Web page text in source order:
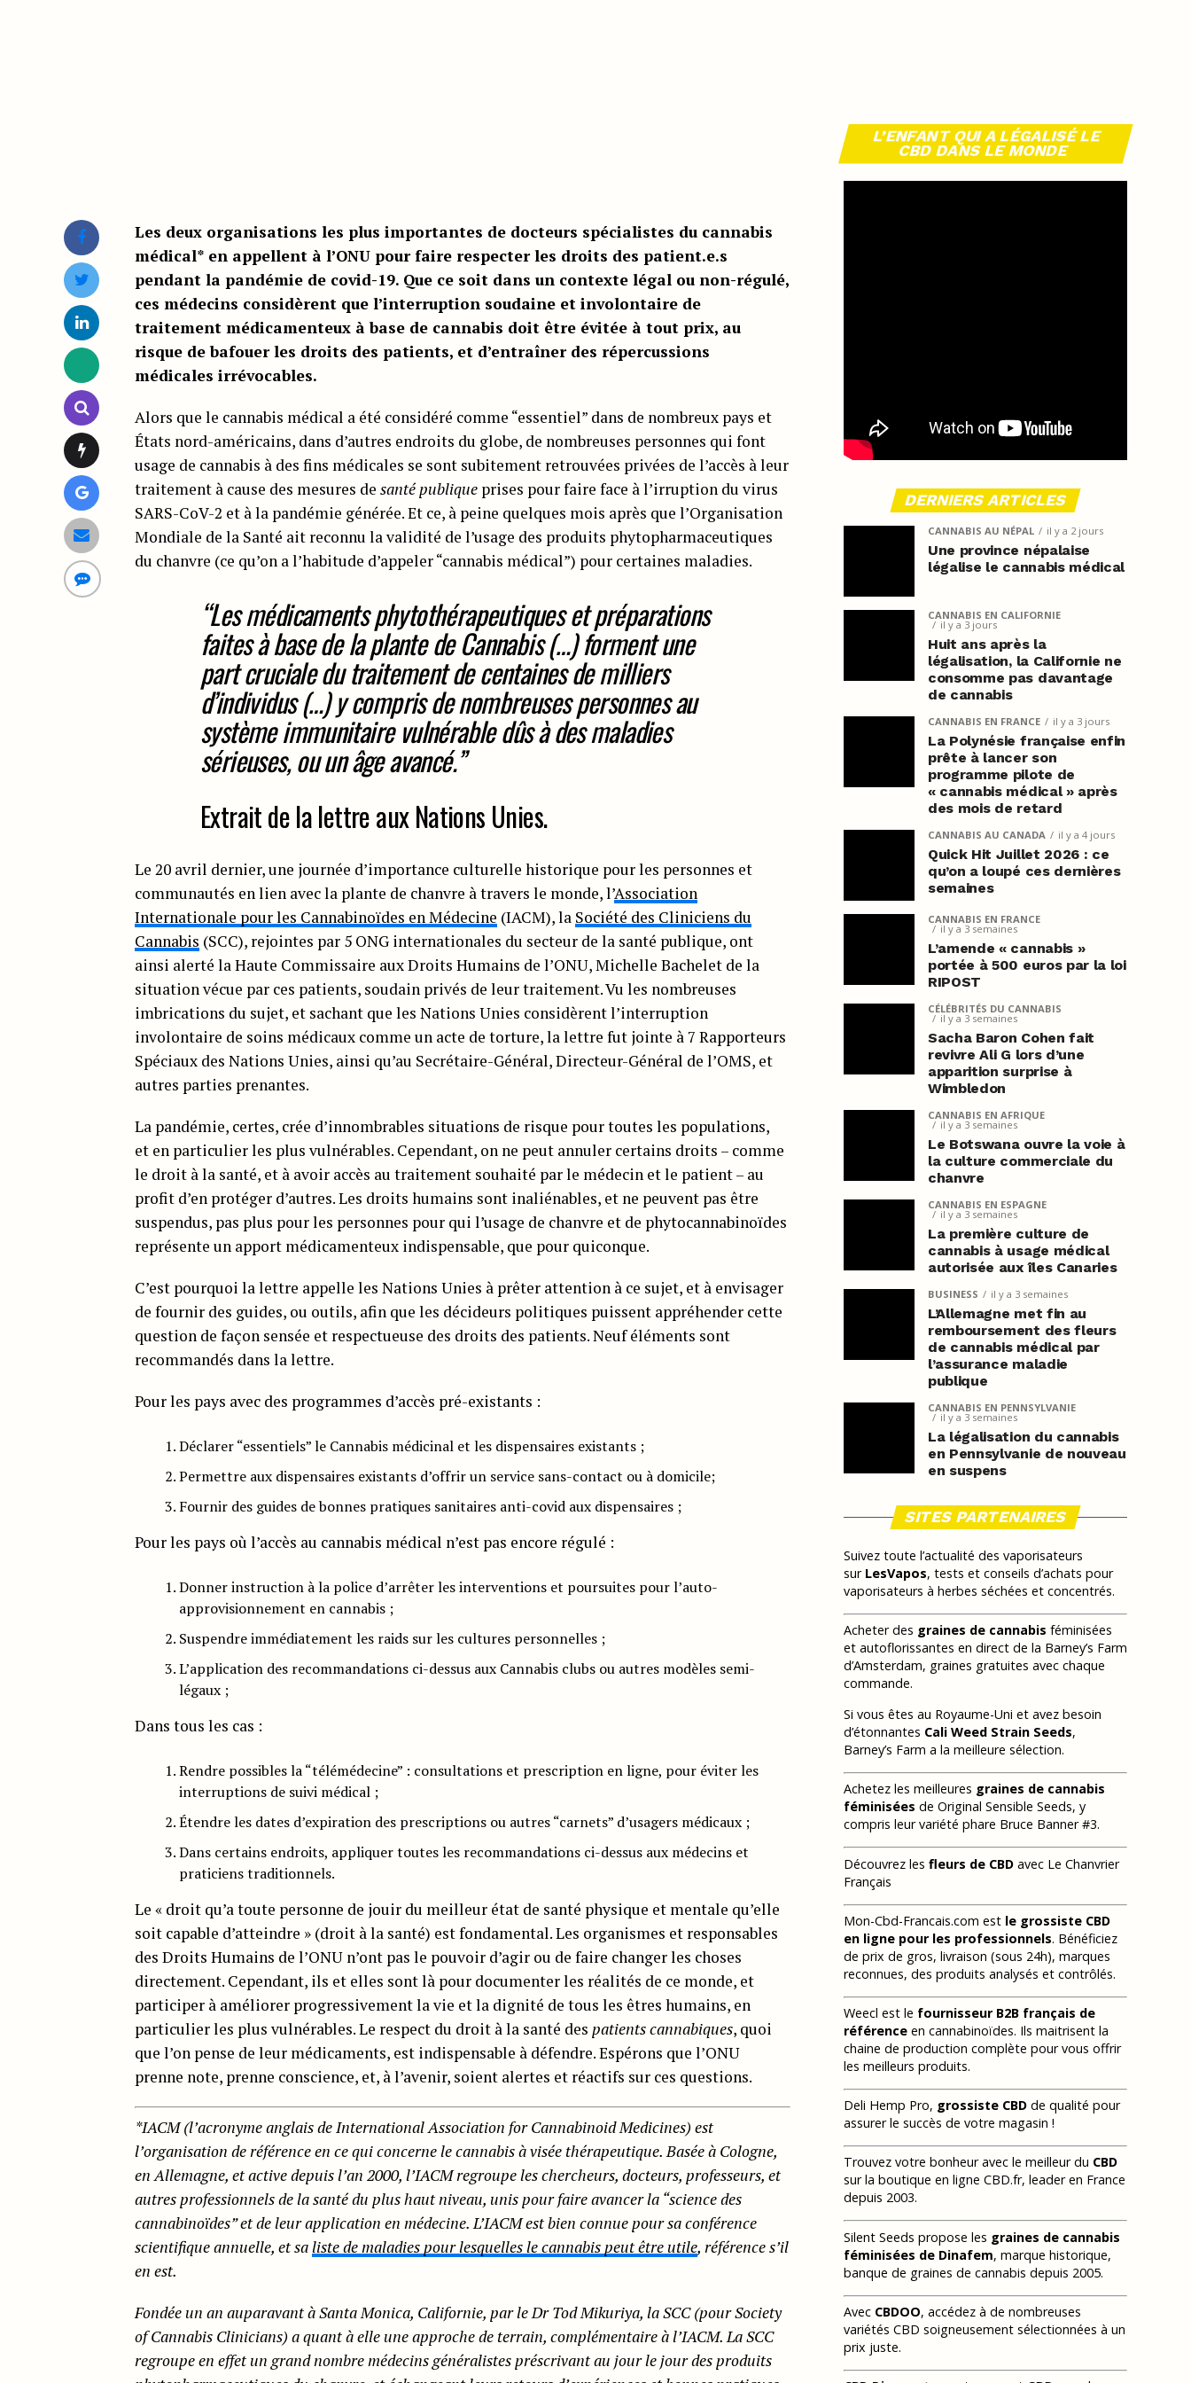
Les deux organisations les plus importantes de docteurs spécialistes du cannabis
médical* en appellent à l’ONU pour faire respecter les droits des patient.e.s
pendant la pandémie de covid-19. Que ce soit dans un contexte légal ou non-régulé,
ces médecins considèrent que l’interruption soudaine et involontaire de
traitement médicamenteux à base de cannabis doit être évitée à tout prix, au
risque de bafouer les droits des patients, et d’entraîner des répercussions
médicales irrévocables.
Alors que le cannabis médical a été considéré comme “essentiel” dans de nombreux pays et
États nord-américains, dans d’autres endroits du globe, de nombreuses personnes qui font
usage de cannabis à des fins médicales se sont subitement retrouvées privées de l’accès à leur
traitement à cause des mesures de santé publique prises pour faire face à l’irruption du virus
SARS-CoV-2 et à la pandémie générée. Et ce, à peine quelques mois après que l’Organisation
Mondiale de la Santé ait reconnu la validité de l’usage des produits phytopharmaceutiques
du chanvre (ce qu’on a l’habitude d’appeler “cannabis médical”) pour certaines maladies.
“Les médicaments phytothérapeutiques et préparations
faites à base de la plante de Cannabis (…) forment une
part cruciale du traitement de centaines de milliers
d’individus (…) y compris de nombreuses personnes au
système immunitaire vulnérable dûs à des maladies
sérieuses, ou un âge avancé.”
Extrait de la lettre aux Nations Unies.
Le 20 avril dernier, une journée d’importance culturelle historique pour les personnes et
communautés en lien avec la plante de chanvre à travers le monde, l’Association
Internationale pour les Cannabinoïdes en Médecine (IACM), la Société des Cliniciens du
Cannabis (SCC), rejointes par 5 ONG internationales du secteur de la santé publique, ont
ainsi alerté la Haute Commissaire aux Droits Humains de l’ONU, Michelle Bachelet de la
situation vécue par ces patients, soudain privés de leur traitement. Vu les nombreuses
imbrications du sujet, et sachant que les Nations Unies considèrent l’interruption
involontaire de soins médicaux comme un acte de torture, la lettre fut jointe à 7 Rapporteurs
Spéciaux des Nations Unies, ainsi qu’au Secrétaire-Général, Directeur-Général de l’OMS, et
autres parties prenantes.
La pandémie, certes, crée d’innombrables situations de risque pour toutes les populations,
et en particulier les plus vulnérables. Cependant, on ne peut annuler certains droits – comme
le droit à la santé, et à avoir accès au traitement souhaité par le médecin et le patient – au
profit d’en protéger d’autres. Les droits humains sont inaliénables, et ne peuvent pas être
suspendus, pas plus pour les personnes pour qui l’usage de chanvre et de phytocannabinoïdes
représente un apport médicamenteux indispensable, que pour quiconque.
C’est pourquoi la lettre appelle les Nations Unies à prêter attention à ce sujet, et à envisager
de fournir des guides, ou outils, afin que les décideurs politiques puissent appréhender cette
question de façon sensée et respectueuse des droits des patients. Neuf éléments sont
recommandés dans la lettre.
Pour les pays avec des programmes d’accès pré-existants :
Déclarer “essentiels” le Cannabis médicinal et les dispensaires existants ;
Permettre aux dispensaires existants d’offrir un service sans-contact ou à domicile;
Fournir des guides de bonnes pratiques sanitaires anti-covid aux dispensaires ;
Pour les pays où l’accès au cannabis médical n’est pas encore régulé :
Donner instruction à la police d’arrêter les interventions et poursuites pour l’auto-
approvisionnement en cannabis ;
Suspendre immédiatement les raids sur les cultures personnelles ;
L’application des recommandations ci-dessus aux Cannabis clubs ou autres modèles semi-
légaux ;
Dans tous les cas :
Rendre possibles la “télémédecine” : consultations et prescription en ligne, pour éviter les
interruptions de suivi médical ;
Étendre les dates d’expiration des prescriptions ou autres “carnets” d’usagers médicaux ;
Dans certains endroits, appliquer toutes les recommandations ci-dessus aux médecins et
praticiens traditionnels.
Le « droit qu’a toute personne de jouir du meilleur état de santé physique et mentale qu’elle
soit capable d’atteindre » (droit à la santé) est fondamental. Les organismes et responsables
des Droits Humains de l’ONU n’ont pas le pouvoir d’agir ou de faire changer les choses
directement. Cependant, ils et elles sont là pour documenter les réalités de ce monde, et
participer à améliorer progressivement la vie et la dignité de tous les êtres humains, en
particulier les plus vulnérables. Le respect du droit à la santé des patients cannabiques, quoi
que l’on pense de leur médicaments, est indispensable à défendre. Espérons que l’ONU
prenne note, prenne conscience, et, à l’avenir, soient alertes et réactifs sur ces questions.
*IACM (l’acronyme anglais de International Association for Cannabinoid Medicines) est
l’organisation de référence en ce qui concerne le cannabis à visée thérapeutique. Basée à Cologne,
en Allemagne, et active depuis l’an 2000, l’IACM regroupe les chercheurs, docteurs, professeurs, et
autres professionnels de la santé du plus haut niveau, unis pour faire avancer la “science des
cannabinoïdes” et de leur application en médecine. L’IACM est bien connue pour sa conférence
scientifique annuelle, et saliste de maladies pour lesquelles le cannabis peut être utile, référence s’il
en est.
Fondée un an auparavant à Santa Monica, Californie, par le Dr Tod Mikuriya, la SCC (pour Society
of Cannabis Clinicians) a quant à elle une approche de terrain, complémentaire à l’IACM. La SCC
regroupe en effet un grand nombre médecins généralistes préscrivant au jour le jour des produits
L’ENFANT QUI A LÉGALISÉ LE
CBD DANS LE MONDE
DERNIERS ARTICLES
CANNABIS AU NÉPAL il y a 2 jours
Une province népalaise
légalise le cannabis médical
CANNABIS EN CALIFORNIE
il y a 3 jours
Huit ans après la
légalisation, la Californie ne
consomme pas davantage
de cannabis
CANNABIS EN FRANCE il y a 3 jours
La Polynésie française enfin
prête à lancer son
programme pilote de
« cannabis médical » après
des mois de retard
CANNABIS AU CANADA il y a 4 jours
Quick Hit Juillet 2026 : ce
qu’on a loupé ces dernières
semaines
CANNABIS EN FRANCE
il y a 3 semaines
L’amende « cannabis »
portée à 500 euros par la loi
RIPOST
CÉLÉBRITÉS DU CANNABIS
il y a 3 semaines
Sacha Baron Cohen fait
revivre Ali G lors d’une
apparition surprise à
Wimbledon
CANNABIS EN AFRIQUE
il y a 3 semaines
Le Botswana ouvre la voie à
la culture commerciale du
chanvre
CANNABIS EN ESPAGNE
il y a 3 semaines
La première culture de
cannabis à usage médical
autorisée aux îles Canaries
BUSINESS il y a 3 semaines
L’Allemagne met fin au
remboursement des fleurs
de cannabis médical par
l’assurance maladie
publique
CANNABIS EN PENNSYLVANIE
il y a 3 semaines
La légalisation du cannabis
en Pennsylvanie de nouveau
en suspens
SITES PARTENAIRES
Suivez toute l’actualité des vaporisateurs
sur LesVapos, tests et conseils d’achats pour
vaporisateurs à herbes séchées et concentrés.
Acheter des graines de cannabis féminisées
et autoflorissantes en direct de la Barney’s Farm
d’Amsterdam, graines gratuites avec chaque
commande.
Si vous êtes au Royaume-Uni et avez besoin
d’étonnantes Cali Weed Strain Seeds,
Barney’s Farm a la meilleure sélection.
Achetez les meilleures graines de cannabis
féminisées de Original Sensible Seeds, y
compris leur variété phare Bruce Banner #3.
Découvrez les fleurs de CBD avec Le Chanvrier
Français
Mon-Cbd-Francais.com est le grossiste CBD
en ligne pour les professionnels. Bénéficiez
de prix de gros, livraison (sous 24h), marques
reconnues, des produits analysés et contrôlés.
Weecl est le fournisseur B2B français de
référence en cannabinoïdes. Ils maitrisent la
chaine de production complète pour vous offrir
les meilleurs produits.
Deli Hemp Pro, grossiste CBD de qualité pour
assurer le succès de votre magasin !
Trouvez votre bonheur avec le meilleur du CBD
sur la boutique en ligne CBD.fr, leader en France
depuis 2003.
Silent Seeds propose les graines de cannabis
féminisées de Dinafem, marque historique,
banque de graines de cannabis depuis 2005.
Avec CBDOO, accédez à de nombreuses
variétés CBD soigneusement sélectionnées à un
prix juste.